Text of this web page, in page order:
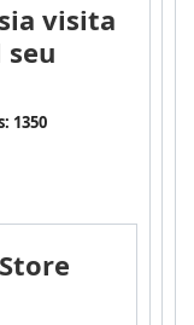
visita
seu
1350